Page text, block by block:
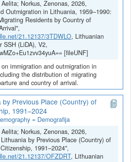
Norkus, Zenonas, 2026,
Outmigration in Lithuania, 1959–1990:
Residents by Country of
21.12137/3TDWLO, Lithuanian
SSH (LiDA), V2,
[fileUNF]
immigration and outmigration in
the distribution of migrating
and country of arrival.
Previous Place (Country) of
1991–2024
= Demografija
Norkus, Zenonas, 2026,
by Previous Place (Country) of
1991–2024",
21.12137/OFZDRT, Lithuanian